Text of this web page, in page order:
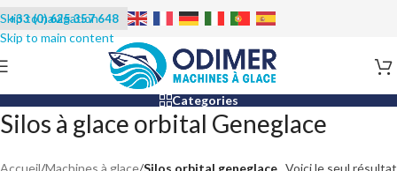
+33 (0) 625 357 648
Categories
Silos à glace orbital Geneglace
Accueil/Machines à glace/Silos orbital geneglace Voici le seul résultat